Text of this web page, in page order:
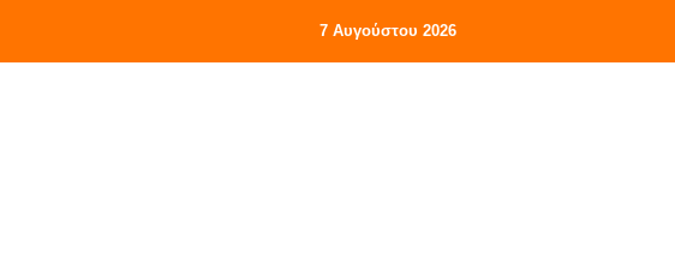
7 Αυγούστου 2026